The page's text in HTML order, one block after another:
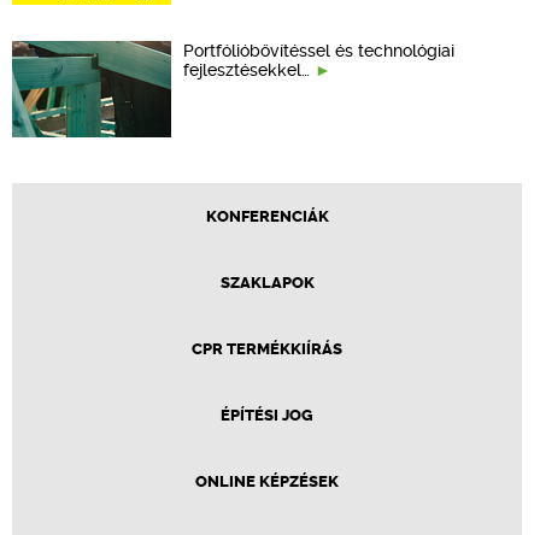
Portfólióbővítéssel és technológiai
fejlesztésekkel…
KONFERENCIÁK
SZAKLAPOK
CPR TERMÉKKIÍRÁS
ÉPÍTÉSI JOG
ONLINE KÉPZÉSEK